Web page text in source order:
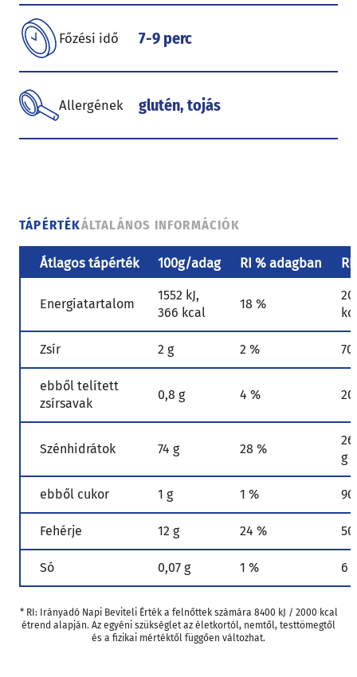
Főzési idő 7-9 perc
Allergének glutén, tojás
TÁPÉRTÉKÁLTALÁNOS INFORMÁCIÓK
Átlagos tápérték 100g/adag RI % adagban
Energiatartalom
1552 kJ,
366 kcal
18 %
Zsír 2 g 2 % 70
ebből telített
zsírsavak
0,8 g 4 % 20
Szénhidrátok 74 g 28 %
g
ebből cukor 1 g 1 % 90
Fehérje 12 g 24 % 50
Só 0,07 g 1 % 6 g
* RI: Irányadó Napi Beviteli Érték a felnőttek számára 8400 kJ / 2000 kcal
étrend alapján. Az egyéni szükséglet az életkortól, nemtől, testtömegtől
és a fizikai mértéktől függően változhat.